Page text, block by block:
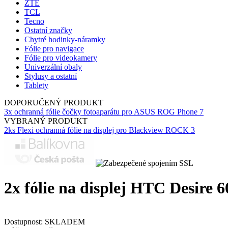
ZTE
TCL
Tecno
Ostatní značky
Chytré hodinky-náramky
Fólie pro navigace
Fólie pro videokamery
Univerzální obaly
Stylusy a ostatní
Tablety
DOPORUČENÝ PRODUKT
3x ochranná fólie čočky fotoaparátu pro ASUS ROG Phone 7
VYBRANÝ PRODUKT
2ks Flexi ochranná fólie na displej pro Blackview ROCK 3
2x fólie na displej HTC Desire
Dostupnost: SKLADEM